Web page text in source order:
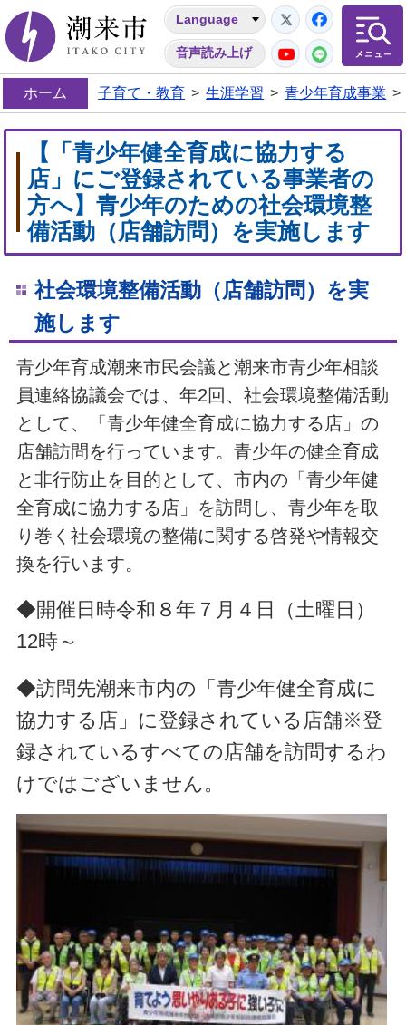
潮来市
Language
音声読み上げ
Twitter
YouTube
LINE
ホーム 子育て・教育 > 生涯学習 > 青少年育成事業 >
【「青少年健全育成に協力する
店」にご登録されている事業者の
方へ】青少年のための社会環境整
備活動（店舗訪問）を実施します
社会環境整備活動（店舗訪問）を実
施します
青少年育成潮来市民会議と潮来市青少年相談
員連絡協議会では、年2回、社会環境整備活動
として、「青少年健全育成に協力する店」の
店舗訪問を行っています。青少年の健全育成
と非行防止を目的として、市内の「青少年健
全育成に協力する店」を訪問し、青少年を取
り巻く社会環境の整備に関する啓発や情報交
換を行います。
◆開催日時令和８年７月４日（土曜日）
12時～
◆訪問先潮来市内の「青少年健全育成に
協力する店」に登録されている店舗※登
録されているすべての店舗を訪問するわ
けではございません。